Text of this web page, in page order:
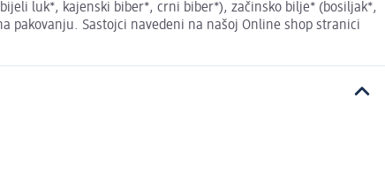
luk*, kajenski biber*, crni biber*), začinsko bilje* (bosiljak*,
pakovanju. Sastojci navedeni na našoj Online shop stranici